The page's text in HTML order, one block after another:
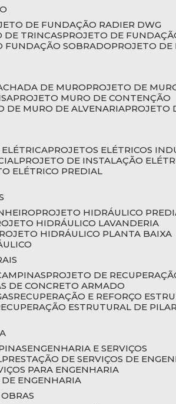
DE FUNDAÇÃO RADIER DWG
DE TRINCAS
PROJETO DE
FUNDAÇÃO SOBRADO
PROJETO
DE MURO
PROJETO DE
PROJETO MURO DE CONTENÇÃO
DE MURO DE ALVENARIA
ELÉTRICA
PROJETOS ELÉTRICOS
PROJETO DE INSTALAÇÃO
ELÉTRICO PREDIAL
PROJETO HIDRÁULICO
HIDRÁULICO LAVANDERIA
PROJETO HIDRÁULICO PLANTA BAIXA
PROJETO DE
DE CONCRETO ARMADO
RECUPERAÇÃO E REFORÇO
RECUPERAÇÃO ESTRUTURAL DE
ENGENHARIA E SERVIÇOS
PRESTAÇÃO DE SERVIÇOS DE
PARA ENGENHARIA
DE ENGENHARIA